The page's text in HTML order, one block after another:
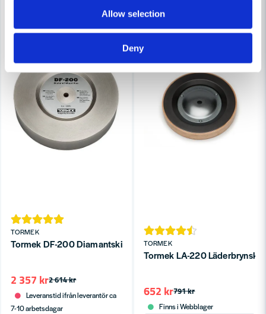
Allow selection
Deny
Skicka fråga
TORMEK
Tormek DF-200 Diamantskiva
2 614 kr
2 357 kr
Leveranstid ifrån leverantör ca
7-10 arbetsdagar
TORMEK
Tormek LA-220
791 kr
652 kr
Finns i Webblager